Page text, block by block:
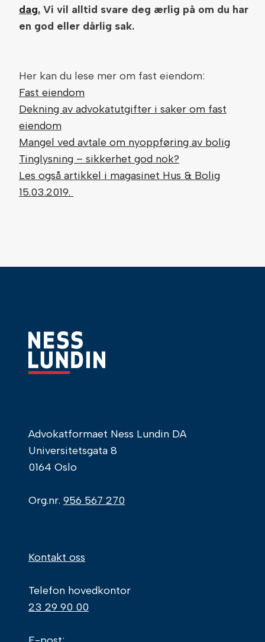
dag. Vi vil alltid svare deg ærlig på om du har
en god eller dårlig sak.
Her kan du lese mer om fast eiendom:
Fast eiendom
Dekning av advokatutgifter i saker om fast
eiendom
Mangel ved avtale om nyoppføring av bolig
Tinglysning – sikkerhet god nok?
Les også artikkel i magasinet Hus & Bolig
15.03.2019.
Advokatformaet Ness Lundin DA
Universitetsgata 8
0164 Oslo
Org.nr. 956 567 270
Kontakt oss
Telefon hovedkontor
23 29 90 00